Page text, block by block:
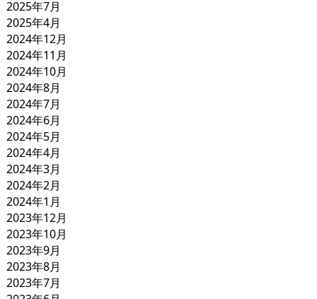
2025年7月
2025年4月
2024年12月
2024年11月
2024年10月
2024年8月
2024年7月
2024年6月
2024年5月
2024年4月
2024年3月
2024年2月
2024年1月
2023年12月
2023年10月
2023年9月
2023年8月
2023年7月